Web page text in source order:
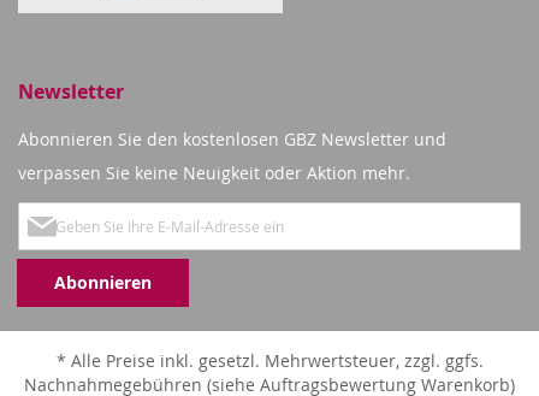
Newsletter
Abonnieren Sie den kostenlosen GBZ Newsletter und
verpassen Sie keine Neuigkeit oder Aktion mehr.
Melden
Sie
unseren
Newsletter
Abonnieren
* Alle Preise inkl. gesetzl. Mehrwertsteuer, zzgl. ggfs.
Nachnahmegebühren (siehe Auftragsbewertung Warenkorb)